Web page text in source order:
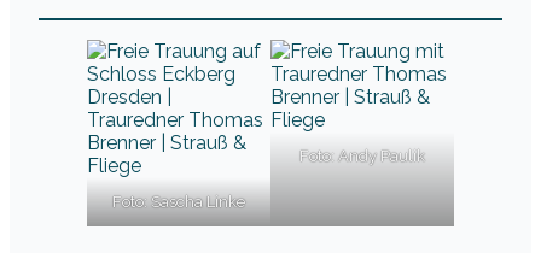
Foto: Sascha Linke
Foto: Andy Paulik